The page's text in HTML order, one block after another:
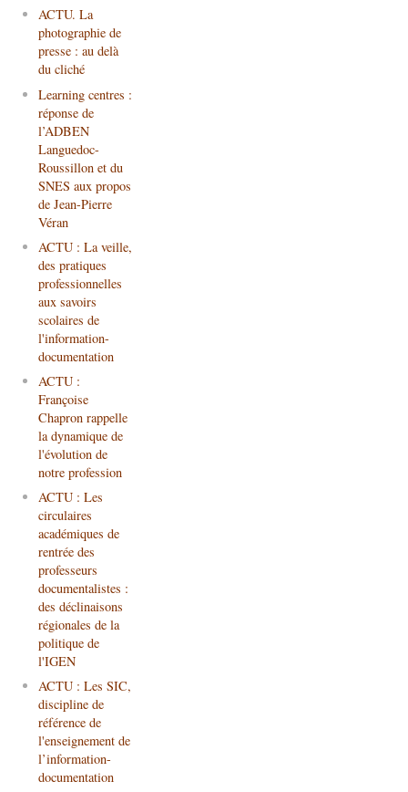
ACTU. La
photographie de
presse : au delà
du cliché
Learning centres :
réponse de
l’ADBEN
Languedoc-
Roussillon et du
SNES aux propos
de Jean-Pierre
Véran
ACTU : La veille,
des pratiques
professionnelles
aux savoirs
scolaires de
l'information-
documentation
ACTU :
Françoise
Chapron rappelle
la dynamique de
l'évolution de
notre profession
ACTU : Les
circulaires
académiques de
rentrée des
professeurs
documentalistes :
des déclinaisons
régionales de la
politique de
l'IGEN
ACTU : Les SIC,
discipline de
référence de
l'enseignement de
l’information-
documentation